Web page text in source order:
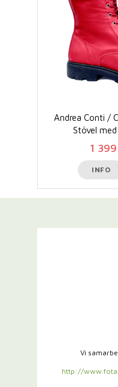
Andrea Conti /
Stövel
1
INFO
Vi
http://